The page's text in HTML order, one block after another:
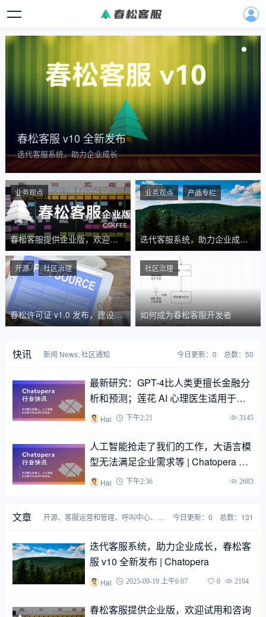
春松客服 v10 全新发布
迭代客服系统，助力企业成长
春松客服提供企业版，欢迎试
用和咨询服务
业务观点
迭代客服系统，助力企业成
长，春松客服 v10 全新发布 | C
hatopera
业务观点 产品专栏
春松许可证 v1.0 发布，建设健
康可持续发展的开源社区
开源 社区治理
如何成为春松客服开发者
社区治理
快讯 新闻 News, 社区通知 今日更新：0 总数：50
最新研究：GPT-4比人类更擅长金融分
析和预测；莲花 AI 心理医生适用于需
要心理咨询的用户 | Chatopera 行业快
Hai 下午2:21 3145
人工智能抢走了我们的工作，大语言模
型无法满足企业需求等 | Chatopera 行
业快讯
Hai 下午2:36 2683
文章
开源、客服运营和管理、呼叫中心、联
今日更新：0 总数：131
迭代客服系统，助力企业成长，春松客
服 v10 全新发布 | Chatopera
Hai 2025-09-19 上午6:07 0 2104
春松客服提供企业版，欢迎试用和咨询